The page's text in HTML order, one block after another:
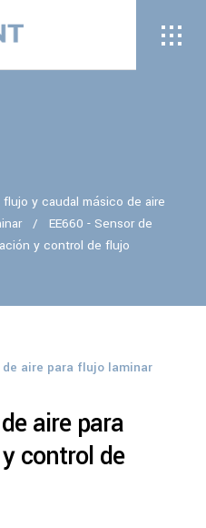
y caudal másico de aire
/
EE660 - Sensor de
y control de flujo
aire para flujo laminar
control de